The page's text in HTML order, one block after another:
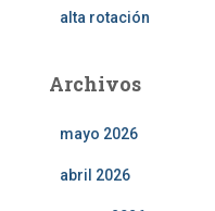
alta rotación
Archivos
mayo 2026
abril 2026